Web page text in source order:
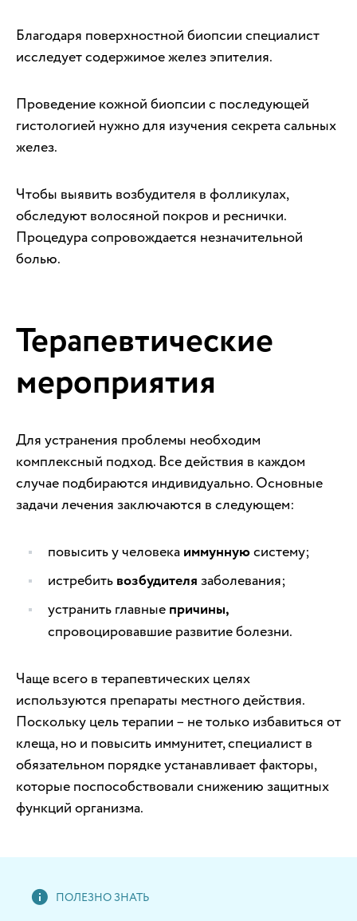
Благодаря поверхностной биопсии специалист
исследует содержимое желез эпителия.
Проведение кожной биопсии с последующей
гистологией нужно для изучения секрета сальных
желез.
Чтобы выявить возбудителя в фолликулах,
обследуют волосяной покров и реснички.
Процедура сопровождается незначительной
болью.
Терапевтические
мероприятия
Для устранения проблемы необходим
комплексный подход. Все действия в каждом
случае подбираются индивидуально. Основные
задачи лечения заключаются в следующем:
повысить у человека иммуннуюсистему;
истребить возбудителя заболевания;
устранить главные причины,
спровоцировавшие развитие болезни.
Чаще всего в терапевтических целях
используются препараты местного действия.
Поскольку цель терапии – не только избавиться от
клеща, но и повысить иммунитет, специалист в
обязательном порядке устанавливает факторы,
которые поспособствовали снижению защитных
функций организма.